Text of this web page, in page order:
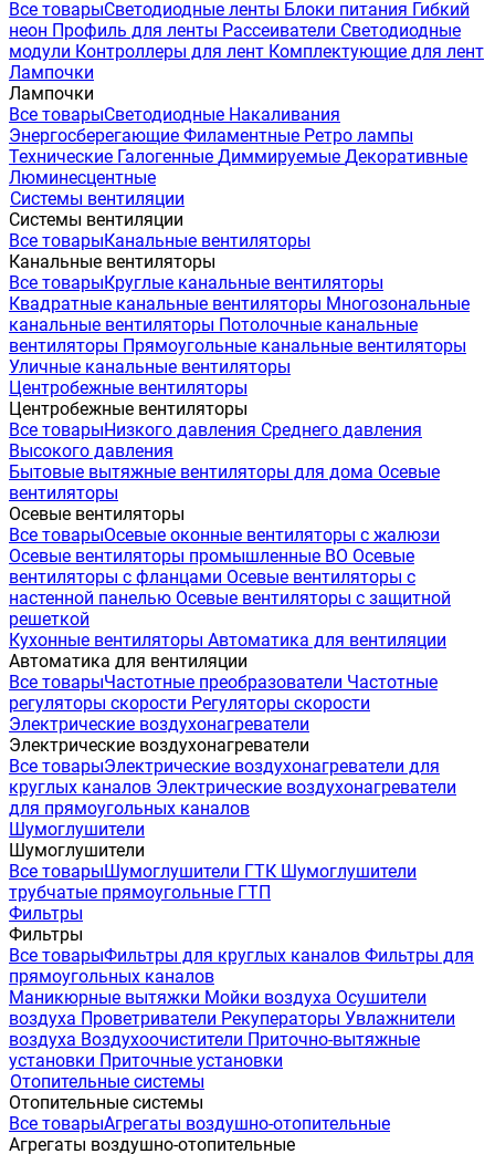
Все товарыСветодиодные ленты Блоки питания Гибкий
неон Профиль для ленты Рассеиватели Светодиодные
модули Контроллеры для лент Комплектующие для лент
Лампочки
Лампочки
Все товарыСветодиодные Накаливания
Энергосберегающие Филаментные Ретро лампы
Технические Галогенные Диммируемые Декоративные
Люминесцентные
Системы вентиляции
Системы вентиляции
Все товарыКанальные вентиляторы
Канальные вентиляторы
Все товарыКруглые канальные вентиляторы
Квадратные канальные вентиляторы Многозональные
канальные вентиляторы Потолочные канальные
вентиляторы Прямоугольные канальные вентиляторы
Уличные канальные вентиляторы
Центробежные вентиляторы
Центробежные вентиляторы
Все товарыНизкого давления Среднего давления
Высокого давления
Бытовые вытяжные вентиляторы для дома Осевые
вентиляторы
Осевые вентиляторы
Все товарыОсевые оконные вентиляторы с жалюзи
Осевые вентиляторы промышленные ВО Осевые
вентиляторы с фланцами Осевые вентиляторы с
настенной панелью Осевые вентиляторы с защитной
решеткой
Кухонные вентиляторы Автоматика для вентиляции
Автоматика для вентиляции
Все товарыЧастотные преобразователи Частотные
регуляторы скорости Регуляторы скорости
Электрические воздухонагреватели
Электрические воздухонагреватели
Все товарыЭлектрические воздухонагреватели для
круглых каналов Электрические воздухонагреватели
для прямоугольных каналов
Шумоглушители
Шумоглушители
Все товарыШумоглушители ГТК Шумоглушители
трубчатые прямоугольные ГТП
Фильтры
Фильтры
Все товарыФильтры для круглых каналов Фильтры для
прямоугольных каналов
Маникюрные вытяжки Мойки воздуха Осушители
воздуха Проветриватели Рекуператоры Увлажнители
воздуха Воздухоочистители Приточно-вытяжные
установки Приточные установки
Отопительные системы
Отопительные системы
Все товарыАгрегаты воздушно-отопительные
Агрегаты воздушно-отопительные